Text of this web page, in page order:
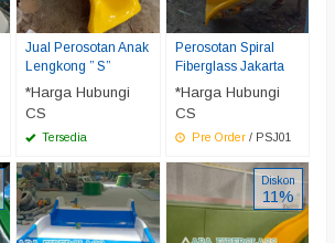
Jual Perosotan Anak
Lengkong ” S”
*Harga Hubungi
CS
Tersedia
Perosotan Spiral
Fiberglass Jakarta
*Harga Hubungi
CS
Pre Order/ PSJ01
Diskon
11%